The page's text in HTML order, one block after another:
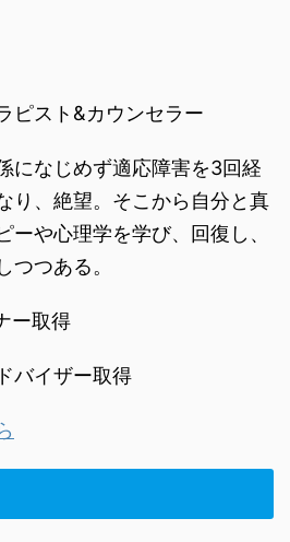
ピスト&カウンセラー
になじめず適応障害を3回経
り、絶望。そこから自分と真
ーや心理学を学び、回復し、
つつある。
ー取得
バイザー取得